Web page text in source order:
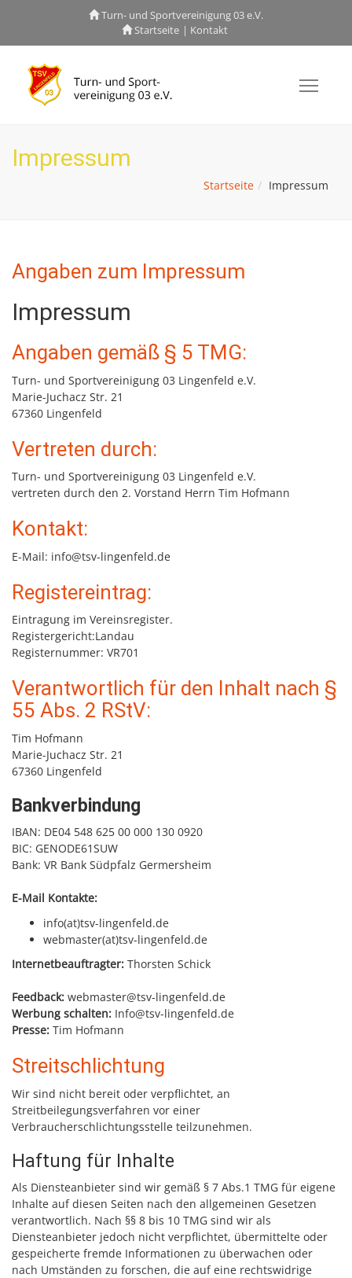
Turn- und Sportvereinigung 03 e.V.
Startseite
Kontakt
Impressum
Startseite Impressum
Angaben zum Impressum
Impressum
Angaben gemäß § 5 TMG:
Turn- und Sportvereinigung 03 Lingenfeld e.V.
Marie-Juchacz Str. 21
67360 Lingenfeld
Vertreten durch:
Turn- und Sportvereinigung 03 Lingenfeld e.V.
vertreten durch den 2. Vorstand Herrn Tim Hofmann
Kontakt:
E-Mail: info@tsv-lingenfeld.de
Registereintrag:
Eintragung im Vereinsregister.
Registergericht:Landau
Registernummer: VR701
Verantwortlich für den Inhalt nach §
55 Abs. 2 RStV:
Tim Hofmann
Marie-Juchacz Str. 21
67360 Lingenfeld
Bankverbindung
IBAN: DE04 548 625 00 000 130 0920
BIC: GENODE61SUW
Bank: VR Bank Südpfalz Germersheim
E-Mail Kontakte:
info(at)tsv-lingenfeld.de
webmaster(at)tsv-lingenfeld.de
Internetbeauftragter: Thorsten Schick
Feedback: webmaster@tsv-lingenfeld.de
Werbung schalten: Info@tsv-lingenfeld.de
Presse: Tim Hofmann
Streitschlichtung
Wir sind nicht bereit oder verpflichtet, an
Streitbeilegungsverfahren vor einer
Verbraucherschlichtungsstelle teilzunehmen.
Haftung für Inhalte
Als Diensteanbieter sind wir gemäß § 7 Abs.1 TMG für eigene
Inhalte auf diesen Seiten nach den allgemeinen Gesetzen
verantwortlich. Nach §§ 8 bis 10 TMG sind wir als
Diensteanbieter jedoch nicht verpflichtet, übermittelte oder
gespeicherte fremde Informationen zu überwachen oder
nach Umständen zu forschen, die auf eine rechtswidrige